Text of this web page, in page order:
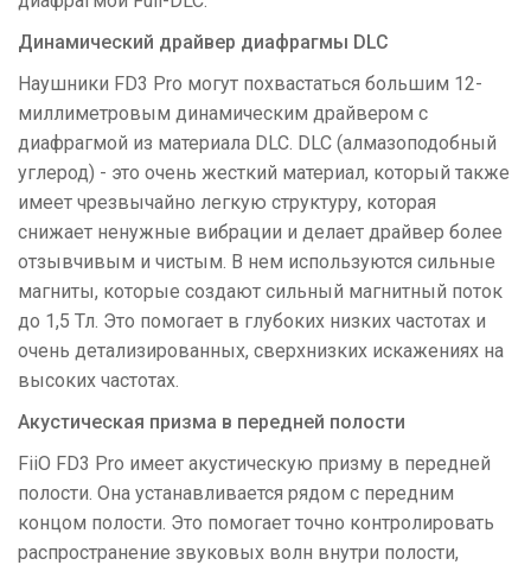
Динамический драйвер диафрагмы DLC
Наушники FD3 Pro могут похвастаться большим 12-
миллиметровым динамическим драйвером с
диафрагмой из материала DLC. DLC (алмазоподобный
углерод) - это очень жесткий материал, который также
имеет чрезвычайно легкую структуру, которая
снижает ненужные вибрации и делает драйвер более
отзывчивым и чистым. В нем используются сильные
магниты, которые создают сильный магнитный поток
до 1,5 Тл. Это помогает в глубоких низких частотах и ​​
очень детализированных, сверхнизких искажениях на
высоких частотах.
Акустическая призма в передней полости
FiiO FD3 Pro имеет акустическую призму в передней
полости. Она устанавливается рядом с передним
концом полости. Это помогает точно контролировать
распространение звуковых волн внутри полости,